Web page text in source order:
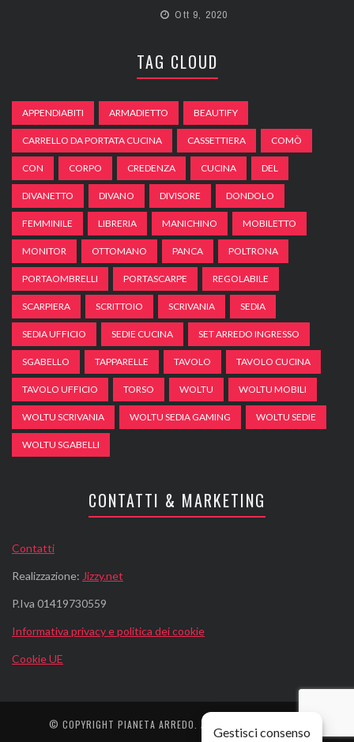
Ott 9, 2020
TAG CLOUD
APPENDIABITI ARMADIETTO BEAUTIFY
CARRELLO DA PORTATA CUCINA CASSETTIERA COMÒ
CON CORPO CREDENZA CUCINA DEL
DIVANETTO DIVANO DIVISORE DONDOLO
FEMMINILE LIBRERIA MANICHINO MOBILETTO
MONITOR OTTOMANO PANCA POLTRONA
PORTAOMBRELLI PORTASCARPE REGOLABILE
SCARPIERA SCRITTOIO SCRIVANIA SEDIA
SEDIA UFFICIO SEDIE CUCINA SET ARREDO INGRESSO
SGABELLO TAPPARELLE TAVOLO TAVOLO CUCINA
TAVOLO UFFICIO TORSO WOLTU WOLTU MOBILI
WOLTU SCRIVANIA WOLTU SEDIA GAMING WOLTU SEDIE
WOLTU SGABELLI
CONTATTI & MARKETING
Contatti
Realizzazione: Jizzy.net
P.Iva 01419730559
Informativa privacy e politica dei cookie
Cookie UE
© COPYRIGHT PIANETA ARREDO . ALL RIGHTS RESERVED.
Gestisci consenso